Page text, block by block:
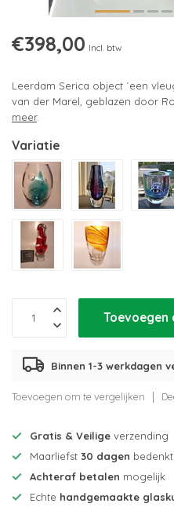
€398,00 Incl. btw
Leerdam Serica object ´een
van der Marel, geblazen door
meer.
Variatie
Toevoegen
Binnen 1-3 werkdagen
Toevoegen om te vergelijken
Gratis & Veilige verzending
Maarliefst 30 dagen
Achteraf betalen mogelijk
Echte handgemaakte